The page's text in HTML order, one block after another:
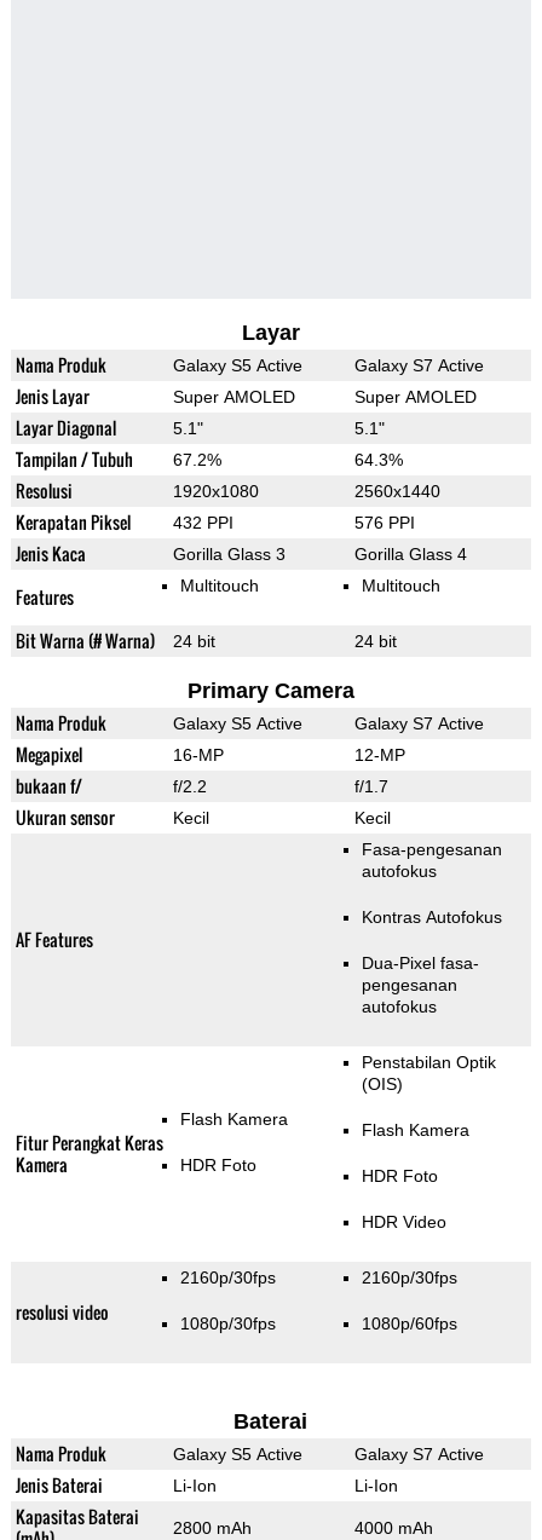
Layar
Nama Produk Galaxy S5 Active Galaxy S7 Active
Jenis Layar Super AMOLED Super AMOLED
Layar Diagonal 5.1" 5.1"
Tampilan / Tubuh 67.2% 64.3%
Resolusi 1920x1080 2560x1440
Kerapatan Piksel 432 PPI 576 PPI
Jenis Kaca Gorilla Glass 3 Gorilla Glass 4
Features Multitouch Multitouch
Bit Warna (# Warna) 24 bit 24 bit
Primary Camera
Nama Produk Galaxy S5 Active Galaxy S7 Active
Megapixel 16-MP 12-MP
bukaan f/ f/2.2 f/1.7
Ukuran sensor Kecil Kecil
AF Features
Fasa-pengesanan
autofokus
Kontras Autofokus
Dua-Pixel fasa-
pengesanan
autofokus
Fitur Perangkat Keras
Kamera
Flash Kamera
HDR Foto
Penstabilan Optik
(OIS)
Flash Kamera
HDR Foto
HDR Video
resolusi video
2160p/30fps
1080p/30fps
2160p/30fps
1080p/60fps
Baterai
Nama Produk Galaxy S5 Active Galaxy S7 Active
Jenis Baterai Li-Ion Li-Ion
Kapasitas Baterai
2800 mAh 4000 mAh